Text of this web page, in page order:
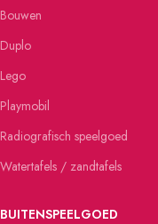
Bouwen
Duplo
Lego
Playmobil
Radiografisch speelgoed
Watertafels / zandtafels
BUITENSPEELGOED